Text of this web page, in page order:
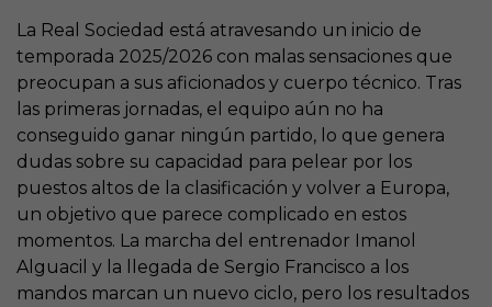
La Real Sociedad está atravesando un inicio de
temporada 2025/2026 con malas sensaciones que
preocupan a sus aficionados y cuerpo técnico. Tras
las primeras jornadas, el equipo aún no ha
conseguido ganar ningún partido, lo que genera
dudas sobre su capacidad para pelear por los
puestos altos de la clasificación y volver a Europa,
un objetivo que parece complicado en estos
momentos. La marcha del entrenador Imanol
Alguacil y la llegada de Sergio Francisco a los
mandos marcan un nuevo ciclo, pero los resultados